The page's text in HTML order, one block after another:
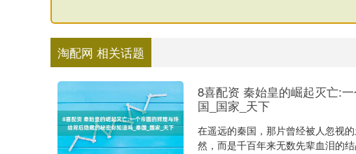
淘配网 相关话题
8喜配资 秦始皇的崛起灭亡:
国_国家_天下
在遥远的秦国，那片曾经被人忽视
然，而是千百年来无数先辈血泪的